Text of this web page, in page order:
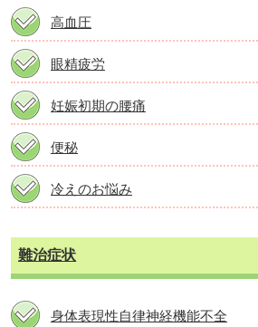
高血圧
眼精疲労
妊娠初期の腰痛
便秘
冷えのお悩み
難治症状
身体表現性自律神経機能不全